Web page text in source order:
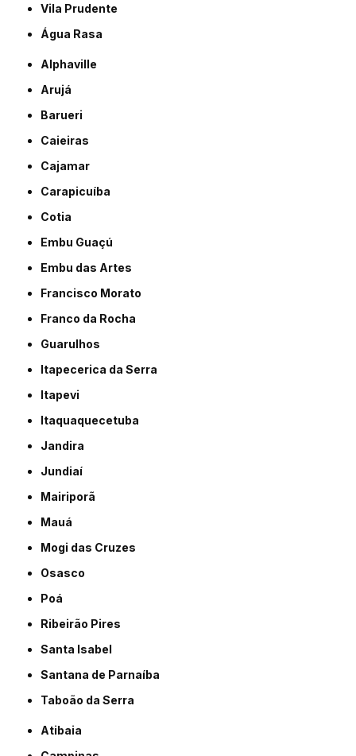
Vila Prudente
Água Rasa
Alphaville
Arujá
Barueri
Caieiras
Cajamar
Carapicuíba
Cotia
Embu Guaçú
Embu das Artes
Francisco Morato
Franco da Rocha
Guarulhos
Itapecerica da Serra
Itapevi
Itaquaquecetuba
Jandira
Jundiaí
Mairiporã
Mauá
Mogi das Cruzes
Osasco
Poá
Ribeirão Pires
Santa Isabel
Santana de Parnaíba
Taboão da Serra
Atibaia